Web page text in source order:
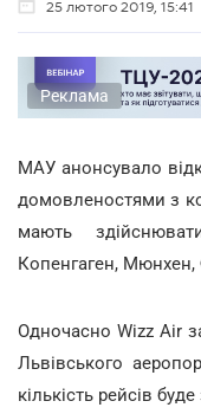
25 лютого 2019, 15:41
Реклама
МАУ анонсувало
домовленостями з
мають
Копенгаген, Мюнхен,
Одночасно Wizz Air
Львівського
кількість рейсів